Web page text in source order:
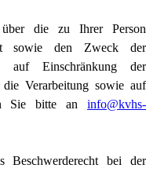
die zu Ihrer Person
sowie den Zweck der
auf Einschränkung der
die Verarbeitung sowie auf
Sie bitte an info@kvhs-
Beschwerderecht bei der